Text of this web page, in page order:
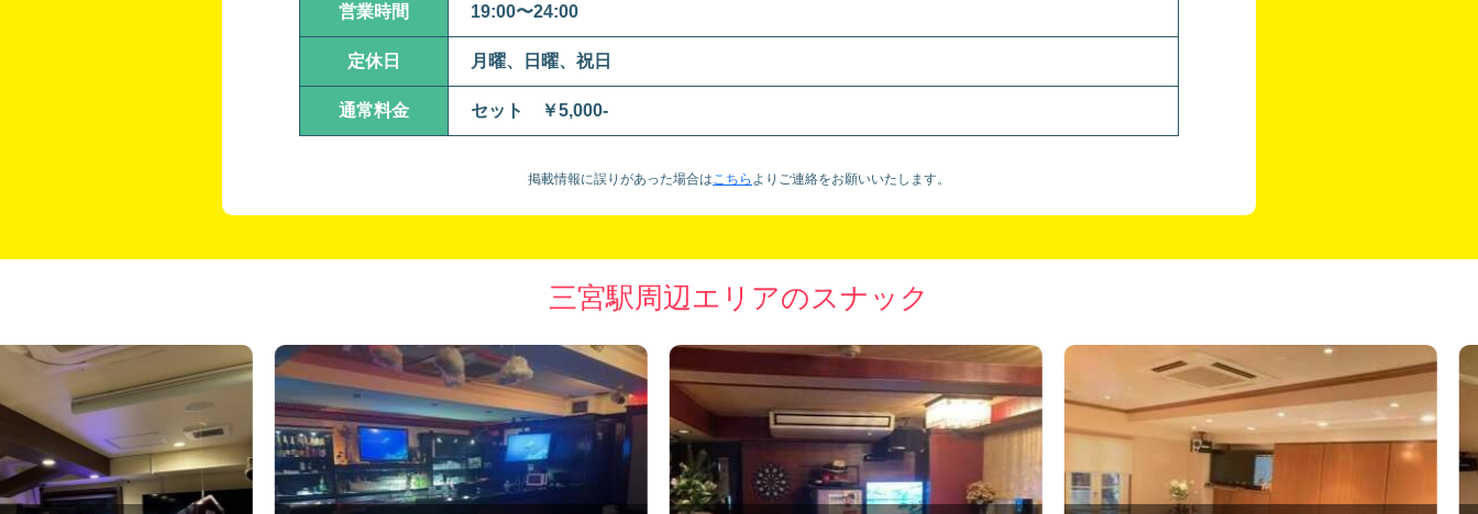
営業時間 19:00〜24:00
定休日 月曜、日曜、祝日
通常料金 セット ￥5,000-
掲載情報に誤りがあった場合はこちら より ご連絡をお願いいたします。
三宮駅周辺エリアのスナック